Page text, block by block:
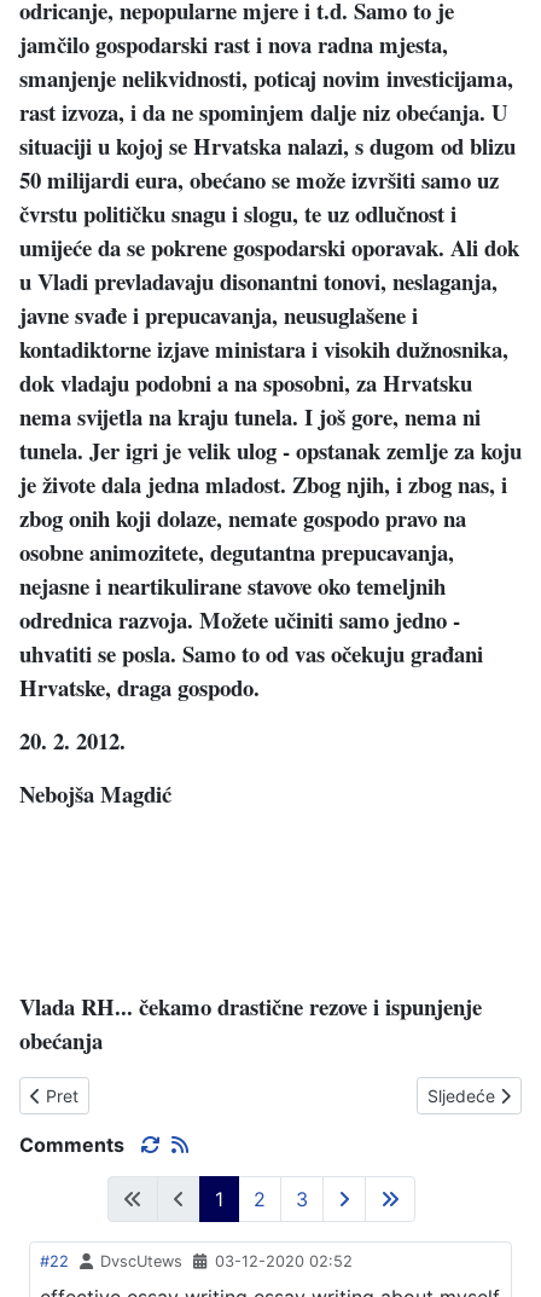
odricanje, nepopularne mjere i t.d. Samo to je
jamčilo gospodarski rast i nova radna mjesta,
smanjenje nelikvidnosti, poticaj novim investicijama,
rast izvoza, i da ne spominjem dalje niz obećanja. U
situaciji u kojoj se Hrvatska nalazi, s dugom od blizu
50 milijardi eura, obećano se može izvršiti samo uz
čvrstu političku snagu i slogu, te uz odlučnost i
umijeće da se pokrene gospodarski oporavak. Ali dok
u Vladi prevladavaju disonantni tonovi, neslaganja,
javne svađe i prepucavanja, neusuglašene i
kontadiktorne izjave ministara i visokih dužnosnika,
dok vladaju podobni a na sposobni, za Hrvatsku
nema svijetla na kraju tunela. I još gore, nema ni
tunela. Jer igri je velik ulog - opstanak zemlje za koju
je živote dala jedna mladost. Zbog njih, i zbog nas, i
zbog onih koji dolaze, nemate gospodo pravo na
osobne animozitete, degutantna prepucavanja,
nejasne i neartikulirane stavove oko temeljnih
odrednica razvoja. Možete učiniti samo jedno -
uhvatiti se posla. Samo to od vas očekuju građani
Hrvatske, draga gospodo.
20. 2. 2012.
Nebojša Magdić
Vlada RH... čekamo drastične rezove i ispunjenje
obećanja
Prethodni članak: HALUDOVO - SAM SVOJ ČETNIK ! ! !
Pret Sljedeći
Sljedeće
Comments
1 2 3
#22 DvscUtews 03-12-2020 02:52